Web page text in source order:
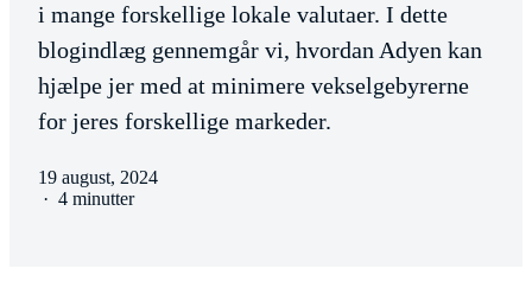
i mange forskellige lokale valutaer. I dette
blogindlæg gennemgår vi, hvordan Adyen kan
hjælpe jer med at minimere vekselgebyrerne
for jeres forskellige markeder.
19 august, 2024
· 4 minutter